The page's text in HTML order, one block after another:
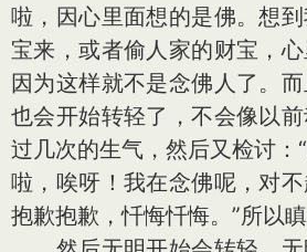
啦，因心里面想的是佛。想
宝来，或者偷人家的财宝，
因为这样就不是念佛人了。
也会开始转轻了，不会像以
过几次的生气，然后又检讨：
啦，唉呀！我在念佛呢，对不
抱歉抱歉，忏悔忏悔。”所以